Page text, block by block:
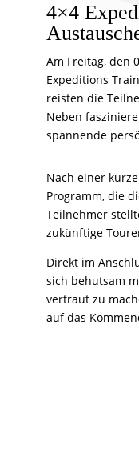
4×4
Am Freitag, den
Expeditions
reisten die
Neben
spannende
Nach einer
Programm, die
Teilnehmer
zukünftige
Direkt im
sich behutsam
vertraut zu
auf das